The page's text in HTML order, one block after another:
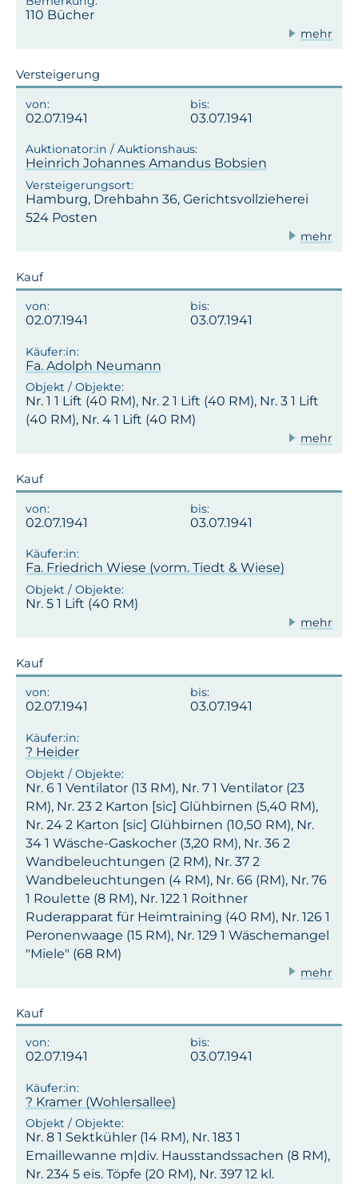
110 Bücher
mehr
Versteigerung
02.07.1941 03.07.1941
Heinrich Johannes Amandus Bobsien
Hamburg, Drehbahn 36, Gerichtsvollzieherei
524 Posten
mehr
Kauf
02.07.1941 03.07.1941
Fa. Adolph Neumann
Nr. 1 1 Lift (40 RM), Nr. 2 1 Lift (40 RM), Nr. 3 1 Lift
(40 RM), Nr. 4 1 Lift (40 RM)
mehr
Kauf
02.07.1941 03.07.1941
Fa. Friedrich Wiese (vorm. Tiedt & Wiese)
Nr. 5 1 Lift (40 RM)
mehr
Kauf
02.07.1941 03.07.1941
? Heider
Nr. 6 1 Ventilator (13 RM), Nr. 7 1 Ventilator (23
RM), Nr. 23 2 Karton [sic] Glühbirnen (5,40 RM),
Nr. 24 2 Karton [sic] Glühbirnen (10,50 RM), Nr.
34 1 Wäsche-Gaskocher (3,20 RM), Nr. 36 2
Wandbeleuchtungen (2 RM), Nr. 37 2
Wandbeleuchtungen (4 RM), Nr. 66 (RM), Nr. 76
1 Roulette (8 RM), Nr. 122 1 Roithner
Ruderapparat für Heimtraining (40 RM), Nr. 126 1
Peronenwaage (15 RM), Nr. 129 1 Wäschemangel
"Miele" (68 RM)
mehr
Kauf
02.07.1941 03.07.1941
? Kramer (Wohlersallee)
Nr. 8 1 Sektkühler (14 RM), Nr. 183 1
Emaillewanne m|div. Hausstandssachen (8 RM),
Nr. 234 5 eis. Töpfe (20 RM), Nr. 397 12 kl.